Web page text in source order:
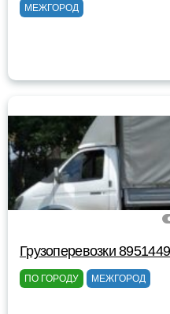
МЕЖГОРОД
Грузоперевозки
ПО ГОРОДУ МЕЖГОРОД